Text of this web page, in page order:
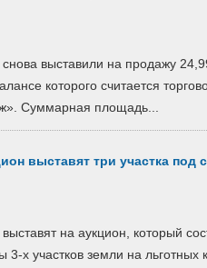
выставили на продажу
которого считается
Суммарная площадь...
выставят три участка под
на аукцион, который
3-х участков земли на льготных